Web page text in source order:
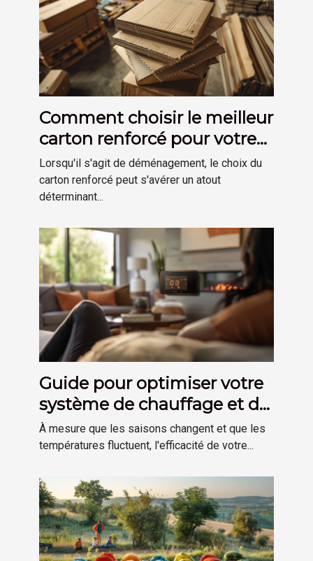
Comment choisir le meilleur
carton renforcé pour votre
déménagement
Lorsqu'il s'agit de déménagement, le choix du
carton renforcé peut s'avérer un atout
déterminant...
Guide pour optimiser votre
système de chauffage et de
plomberie à domicile
À mesure que les saisons changent et que les
températures fluctuent, l'efficacité de votre...